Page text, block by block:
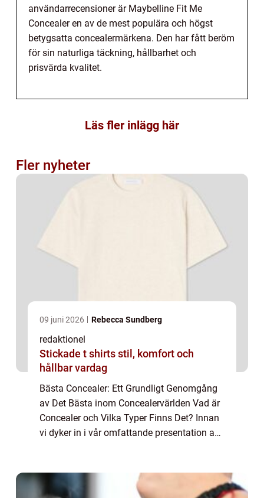
användarrecensioner är Maybelline Fit Me
Concealer en av de mest populära och högst
betygsatta concealermärkena. Den har fått beröm
för sin naturliga täckning, hållbarhet och
prisvärda kvalitet.
Läs fler inlägg här
Fler nyheter
09 juni 2026 Rebecca Sundberg
redaktionel
Stickade t shirts stil, komfort och
hållbar vardag
Bästa Concealer: Ett Grundligt Genomgång
av Det Bästa inom Concealervärlden Vad är
Concealer och Vilka Typer Finns Det? Innan
vi dyker in i vår omfattande presentation av